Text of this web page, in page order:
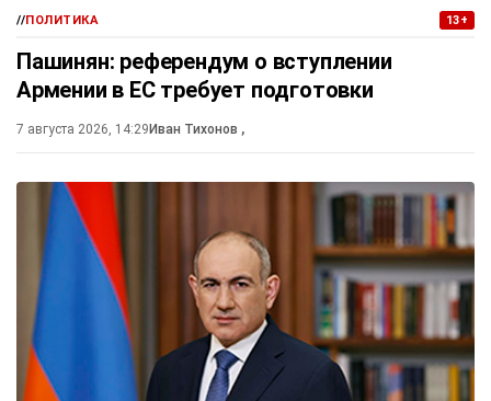
//ПОЛИТИКА 13+
Пашинян: референдум о вступлении
Армении в ЕС требует подготовки
7 августа 2026, 14:29 Иван Тихонов ,